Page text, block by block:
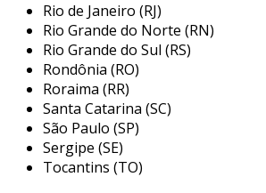
empresa como uma referência no setor,
sempre pronta para atender às
mercado com excelência.
Rio de Janeiro (RJ)
Rio Grande do Norte (RN)
Rio Grande do Sul (RS)
Rondônia (RO)
Roraima (RR)
Santa Catarina (SC)
São Paulo (SP)
Sergipe (SE)
Tocantins (TO)